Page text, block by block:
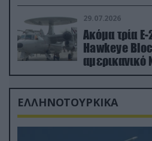
29.07.2026
Ακόμα τρία
Hawkeye
αμερικανικό
δισ.δολάρια
ΕΛΛΗΝΟΤΟΥΡΚΙΚΑ